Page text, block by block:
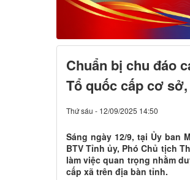
Chuẩn bị chu đáo
Tổ quốc cấp cơ
Thứ sáu - 12/09/2025 14:50
Sáng ngày 12/9, tại Ủy ban
BTV Tỉnh ủy, Phó Chủ tịch
làm việc quan trọng nhằm
cấp xã trên địa bàn tỉnh.